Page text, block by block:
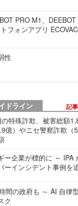
PRO M1、
フォンアプリ
性
ドライン 記
特殊詐欺、被害総額
億）やニセ警察詐欺（
ー企業が標的に ～ IPA
ーインシデント事例を
間の政府も ～ AI 自律
ク